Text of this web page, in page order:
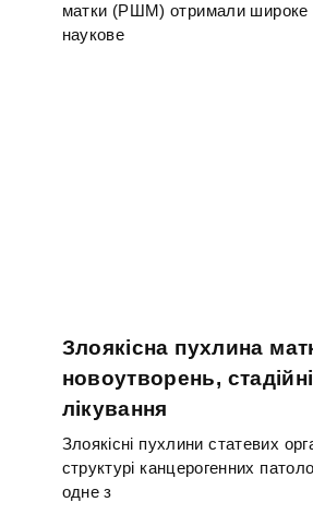
матки (РШМ) отримали широке
наукове
Злоякісна пухлина
новоутворень,
лікування
Злоякісні пухлини статевих
структурі канцерогенних
одне з